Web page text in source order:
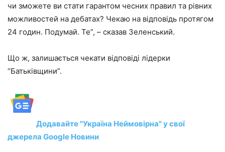
чи зможете ви стати гарантом чесних правил та рівних
можливостей на дебатах? Чекаю на відповідь протягом
24 годин. Подумай. Те”, – сказав Зеленський.
Що ж, залишається чекати відповіді лідерки
“Батьківщини”.
Додавайте "Україна Неймовірна" у свої
джерела Google Новини